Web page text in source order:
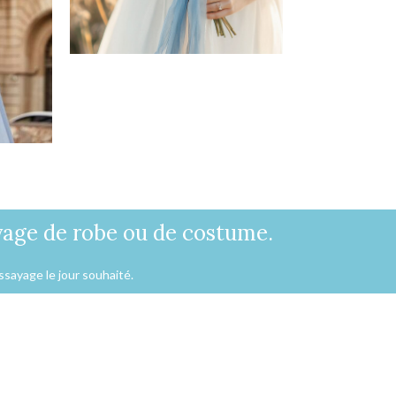
de robe ou de costume.
le jour souhaité.